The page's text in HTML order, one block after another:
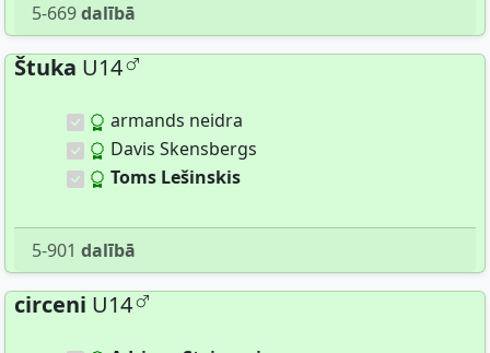
5-669dalībā
Štuka U14
armands neidra
Davis Skensbergs
Toms Lešinskis
5-901 dalībā
circeni U14